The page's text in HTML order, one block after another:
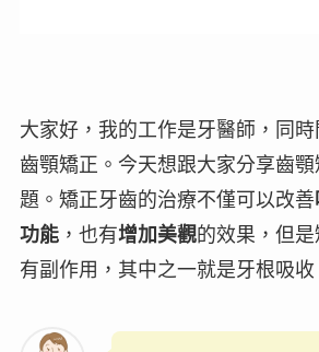
大家好，我的工作是牙醫師，同
齒顎矯正。今天想跟大家分享齒
題。矯正牙齒的治療不僅可以改善
功能，也有增加美觀的效果，但
有副作用，其中之一就是牙根吸收